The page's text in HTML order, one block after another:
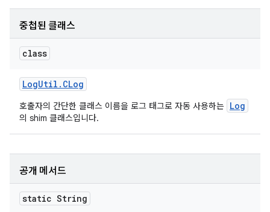
중첩된 클래스
class
LogUtil . CLog
호출자의 간단한 클래스 이름을 로그 태그로 자동 사용하는 Log
의 shim 클래스입니다.
공개 메서드
static String